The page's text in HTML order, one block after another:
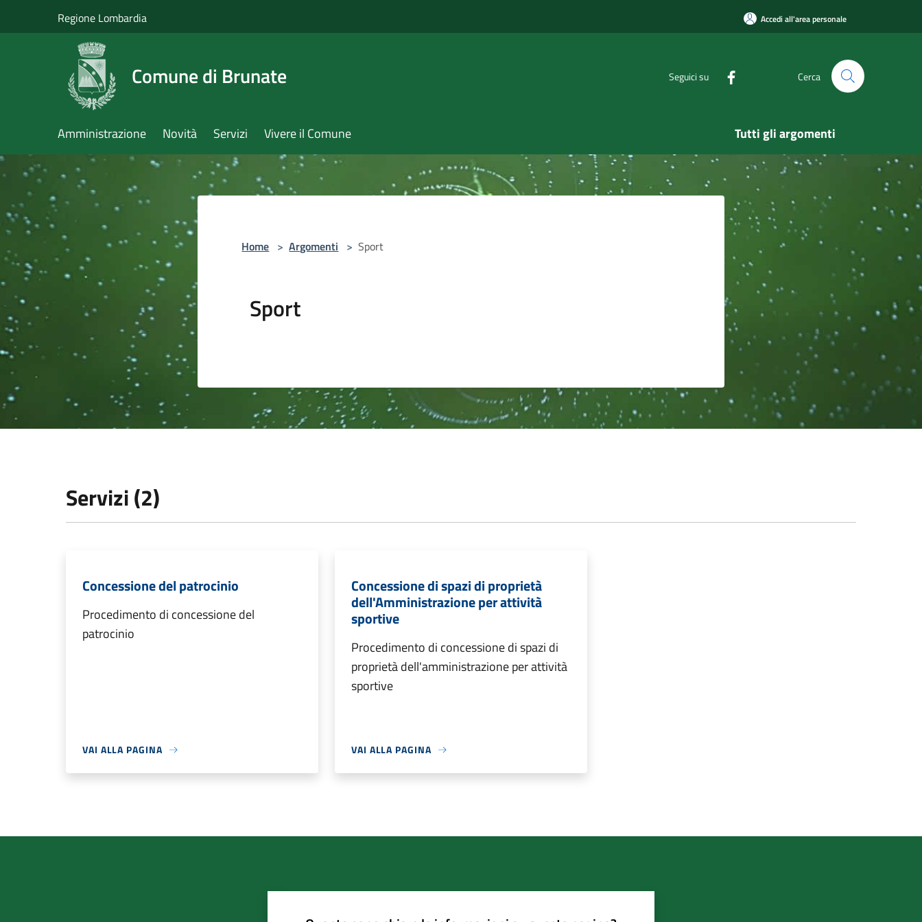
Regione Lombardia Accedi all'area personale
Comune di Brunate Seguici su Cerca
Amministrazione Novità Servizi Vivere il Comune Tutti gli argomenti
Home > Argomenti > Sport
Sport
Servizi (2)
Concessione del patrocinio
Procedimento di concessione del
patrocinio
VAI ALLA PAGINA
Concessione di spazi di proprietà
dell'Amministrazione per attività
sportive
Procedimento di concessione di spazi di
proprietà dell'amministrazione per attività
sportive
VAI ALLA PAGINA